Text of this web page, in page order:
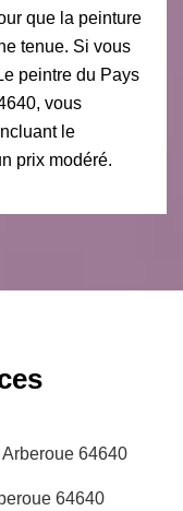
que la peinture
tenue. Si vous
peintre du Pays
vous
le
prix modéré.
64640
64640